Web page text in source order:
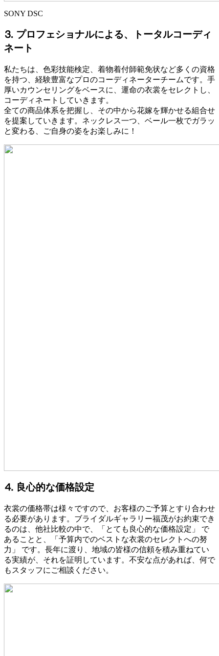
SONY DSC
⒊ プロフェショナルによる、トータルコーディ
ネート
私たちは、色彩技能検定、着物着付師範免状など多くの資格
を持つ、経験豊富なプロのコーディネーターチームです。手
厚いカウンセリングをベースに、運命の衣裳をセレクトし、
コーディネートしていきます。
全ての商品体系を把握し、その中から花嫁を輝かせる組合せ
を提案していきます。ネックレス一つ、ベール一枚でガラッ
と変わる、ご自身の姿をお楽しみに！
⒋ 良心的な価格設定
衣裳の価格帯は様々ですので、お客様のご予算とすり合わせ
る必要があります。ブライダルギャラリー福茂がお約束でき
るのは、他社比較の中で、「とても良心的な価格設定」 で
あることと、「予算内でのベストな衣裳のセレクトへの努
力」 です。長年に渡り、地域の皆様の信頼を積み重ねてい
る実績が、それを証明しています。不安な点があれば、何で
もスタッフにご相談ください。